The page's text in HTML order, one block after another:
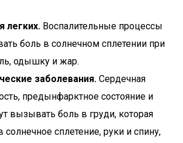
легких. Воспалительные процессы
боль в солнечном сплетении при
одышку и жар.
заболевания. Сердечная
предынфарктное состояние и
вызывать боль в груди, которая
солнечное сплетение, руки и спину,